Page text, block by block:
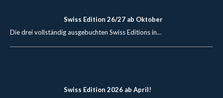
Swiss Edition 26/27 ab Oktober
Die drei vollständig ausgebuchten Swiss Editions in…
Swiss Edition 2026 ab April!